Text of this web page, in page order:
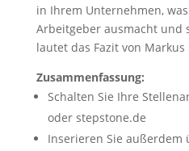
in Ihrem Unternehmen,
Arbeitgeber ausmacht und
lautet das Fazit von Markus
Zusammenfassung:
Schalten Sie Ihre
oder stepstone.de
Inserieren Sie außerdem